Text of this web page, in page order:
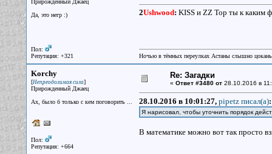
Прирожденный Джаец
Да, это негр :)
Пол:
Репутация: +321
2Ushwood: KISS и ZZ Top ты к каким
Ночью в тёмных переулках Астаны слышно
Korchy
[Непреодолимая сила]
Прирожденный Джаец
Ах, было б только с кем поговорить ...
Пол:
Репутация: +664
Re: Загадки
« Ответ #3480 от28.10.2016 в
28.10.2016 в 10:01:27, pipetz писал(a):
Я нарисовал, чтобы уточнить порядок
В математике можно вот так просто